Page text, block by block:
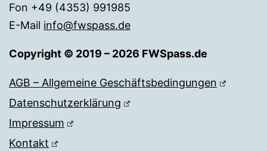
Fon +49 (4353) 991985
E-Mail info@fwspass.de
Copyright © 2019 – 2026 FWSpass.de
AGB – Allgemeine Geschäftsbedingungen
Datenschutzerklärung
Impressum
Kontakt